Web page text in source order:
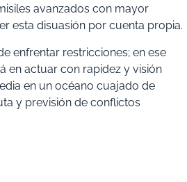
avanzados con mayor
esta disuasión por cuenta propia.
enfrentar restricciones; en ese
en actuar con rapidez y visión
en un océano cuajado de
y previsión de conflictos